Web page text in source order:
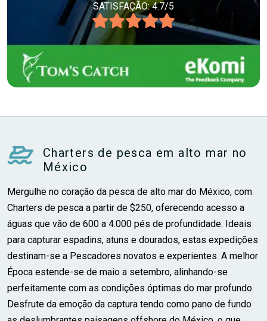
SATISFAÇÃO: 4.7/5
Charters de pesca em alto mar no
México
Mergulhe no coração da pesca de alto mar do México, com
Charters de pesca a partir de $250, oferecendo acesso a
águas que vão de 600 a 4.000 pés de profundidade. Ideais
para capturar espadins, atuns e dourados, estas expedições
destinam-se a Pescadores novatos e experientes. A melhor
Época estende-se de maio a setembro, alinhando-se
perfeitamente com as condições óptimas do mar profundo.
Desfrute da emoção da captura tendo como pano de fundo